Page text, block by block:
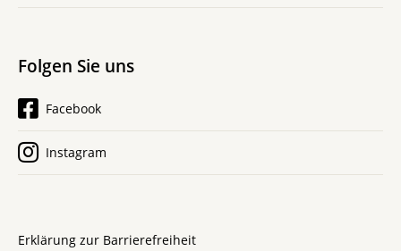
Folgen Sie uns
Facebook
Instagram
Erklärung zur Barrierefreiheit